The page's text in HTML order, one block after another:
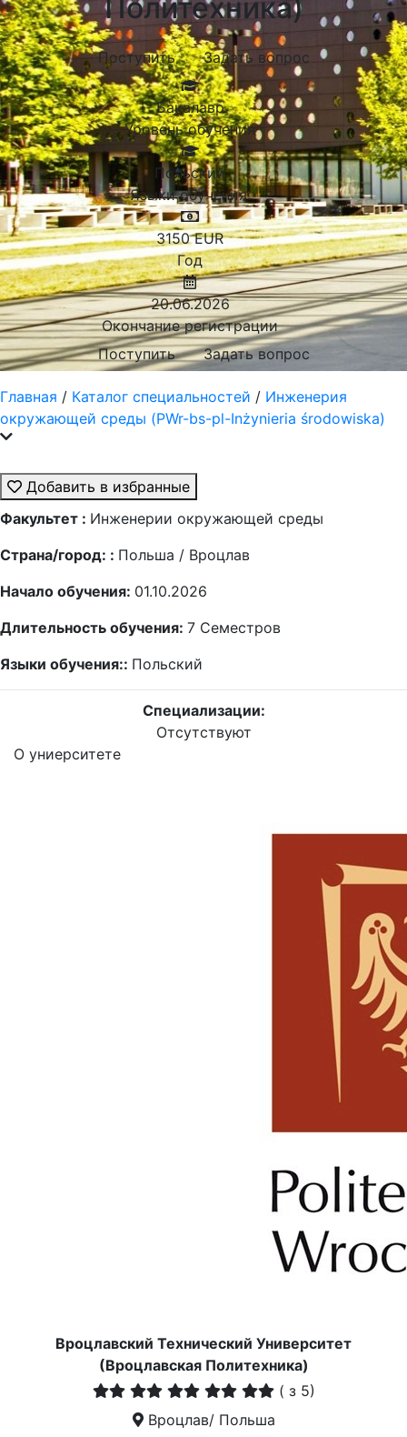
Политехника)
Поступить Задать вопрос
Бакалавр
Уровень обучения
Польский
Языки обучения:
3150 EUR
Год
20.06.2026
Окончание регистрации
Поступить
Задать вопрос
Главная / Каталог специальностей / Инженерия
окружающей среды (PWr-bs-pl-Inżynieria środowiska)
Добавить в избранные
Факультет : Инженерии окружающей среды
Страна/город: : Польша / Вроцлав
Начало обучения: 01.10.2026
Длительность обучения: 7 Семестров
Языки обучения:: Польский
Специализации:
Отсутствуют
О униерситете
Вроцлавский Технический Университет
(Вроцлавская Политехника)
( з 5)
Вроцлав/ Польша